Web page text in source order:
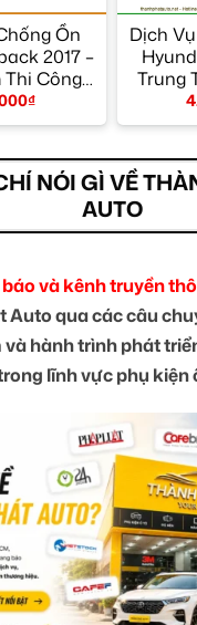
Ồn
2017 –
Thi Công
TPHCM
₫
Dịch
Trung
NÓI GÌ VỀ
AUTO
và kênh truyền
Auto qua các câu
hành trình phát
lĩnh vực phụ kiện